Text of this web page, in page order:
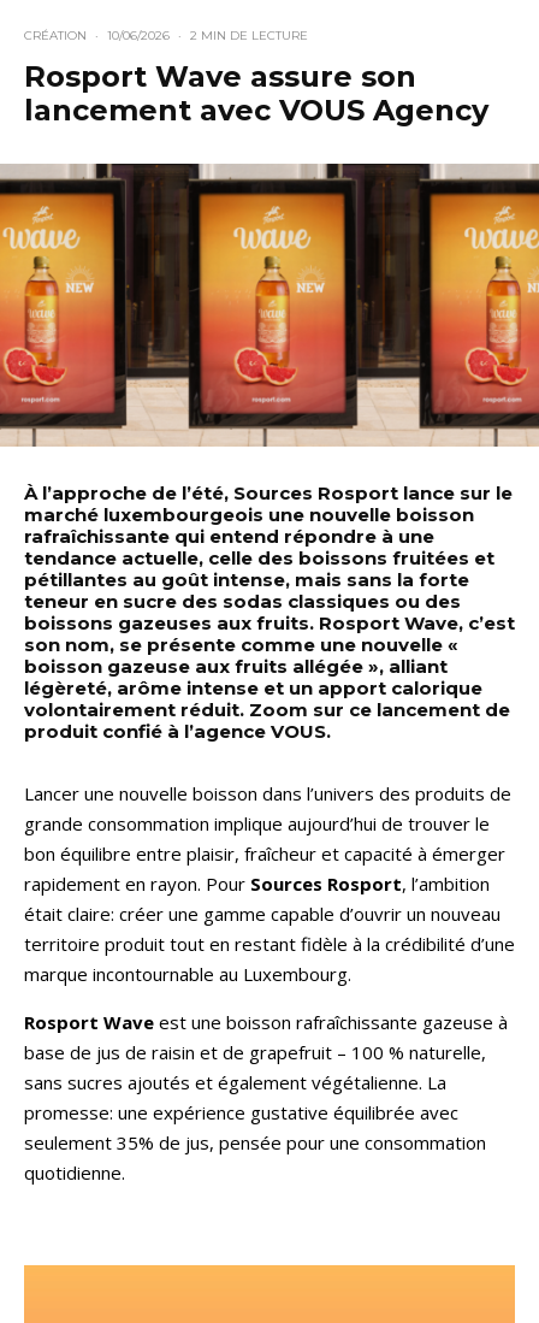
CRÉATION · 10/06/2026 · 2 MIN DE LECTURE
Rosport Wave assure son
lancement avec VOUS Agency
À l’approche de l’été, Sources Rosport lance sur le
marché luxembourgeois une nouvelle boisson
rafraîchissante qui entend répondre à une
tendance actuelle, celle des boissons fruitées et
pétillantes au goût intense, mais sans la forte
teneur en sucre des sodas classiques ou des
boissons gazeuses aux fruits. Rosport Wave, c’est
son nom, se présente comme une nouvelle «
boisson gazeuse aux fruits allégée », alliant
légèreté, arôme intense et un apport calorique
volontairement réduit. Zoom sur ce lancement de
produit confié à l’agence VOUS.
Lancer une nouvelle boisson dans l’univers des produits de
grande consommation implique aujourd’hui de trouver le
bon équilibre entre plaisir, fraîcheur et capacité à émerger
rapidement en rayon. Pour Sources Rosport, l’ambition
était claire: créer une gamme capable d’ouvrir un nouveau
territoire produit tout en restant fidèle à la crédibilité d’une
marque incontournable au Luxembourg.
Rosport Wave est une boisson rafraîchissante gazeuse à
base de jus de raisin et de grapefruit – 100 % naturelle,
sans sucres ajoutés et également végétalienne. La
promesse: une expérience gustative équilibrée avec
seulement 35% de jus, pensée pour une consommation
quotidienne.